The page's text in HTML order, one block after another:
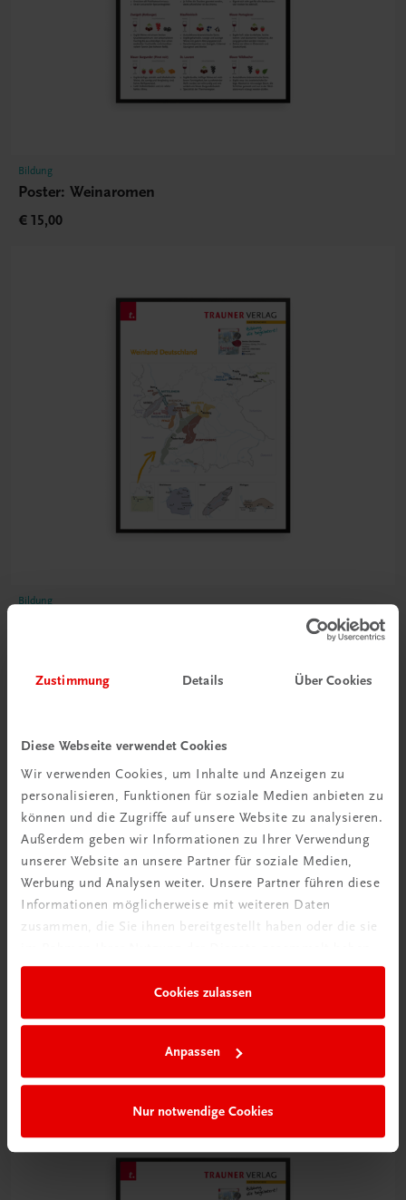
Zustimmung Details Über Cookies
Diese Webseite verwendet Cookies
Wir verwenden Cookies, um Inhalte und Anzeigen zu
personalisieren, Funktionen für soziale Medien anbieten zu
können und die Zugriffe auf unsere Website zu analysieren.
Außerdem geben wir Informationen zu Ihrer Verwendung
unserer Website an unsere Partner für soziale Medien,
Werbung und Analysen weiter. Unsere Partner führen diese
Informationen möglicherweise mit weiteren Daten
zusammen, die Sie ihnen bereitgestellt haben oder die sie
Cookies zulassen
Anpassen
Nur notwendige Cookies
Bildung
Poster: Weinaromen
€ 15,00
Bildung
Bildung
Poster: Weinland Frankreich
€ 15,00